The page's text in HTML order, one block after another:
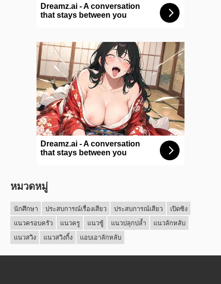
หมวดหมู่
นักศึกษา ประสบการณ์เรื่องเสียว ประสบการณ์เสียว
เปิดซิง
แนวครอบครัว
แนวครู แนวชู้ แนวปลุกปล้ำ
แนวลักหลับ
แนวสวิง
แนวสวิงกิ้ง แอบเอาลักหลับ